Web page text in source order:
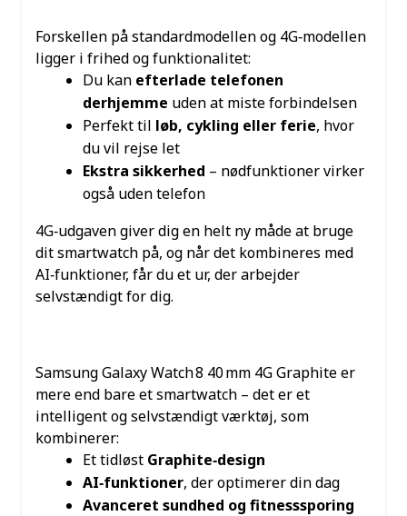
Forskellen på standardmodellen og 4G‑modellen
ligger i frihed og funktionalitet:
Du kan efterlade telefonen
derhjemme uden at miste forbindelsen
Perfekt til løb, cykling eller ferie, hvor
du vil rejse let
Ekstra sikkerhed – nødfunktioner virker
også uden telefon
4G‑udgaven giver dig en helt ny måde at bruge
dit smartwatch på, og når det kombineres med
AI‑funktioner, får du et ur, der arbejder
selvstændigt for dig.
Samsung Galaxy Watch 8 40 mm 4G Graphite er
mere end bare et smartwatch – det er et
intelligent og selvstændigt værktøj, som
kombinerer:
Et tidløst Graphite‑design
AI‑funktioner, der optimerer din dag
Avanceret sundhed og fitnesssporing